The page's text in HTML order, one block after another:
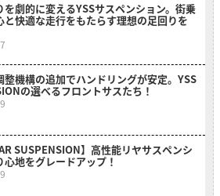
を劇的に変えるYSSサスペンション。街乗
と快適な走行をもたらす理想の足回りを
整機構の追加でハンドリングが安定。YSS
の選べるフロントサスたち！
SUSPENSION】高性能リヤサスペンシ
心地をグレードアップ！